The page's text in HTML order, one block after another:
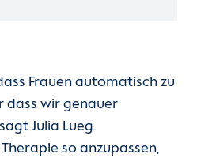
Frauen automatisch zu
dass wir genauer
Julia Lueg.
so anzupassen,